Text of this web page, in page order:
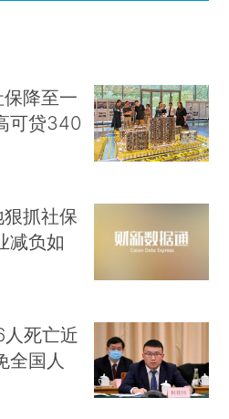
治家通常不是用规范的
是，为社会保险提供支持的
弱对民众的激励。许多政治
认为福利国家创造了一种依
是改变了人性。这些观点
经济学范畴，后者通常将偏
是一个很重要的论点，我
倡导者认为，市场通常
灵现象如此普遍且难以纠
极作用。当然，政府首先
像标准教科书中描述的那样
有力的市场竞争，防范公
降至一
可贷340
狠抓社保
减负如
死亡近
全国人